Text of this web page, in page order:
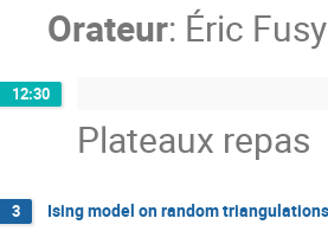
Orateur: Éric Fusy
12:30
Plateaux repas
3 Ising model on random